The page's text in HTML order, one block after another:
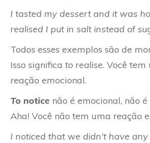
I tasted my dessert and it was
realised I put in salt instead of
Todos esses exemplos são de
Isso significa to realise. Você
reação emocional.
To notice não é emocional, não
Aha! Você não tem uma reação
I noticed that we didn’t have any